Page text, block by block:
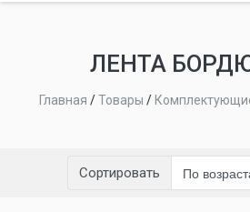
ЛЕНТА
Главная /Товары /
Сортировать